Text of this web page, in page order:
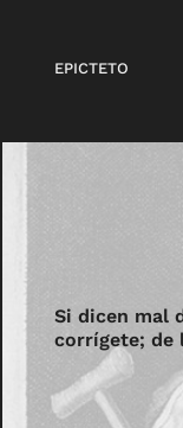
EPICTETO
Si dicen mal
corrígete; de